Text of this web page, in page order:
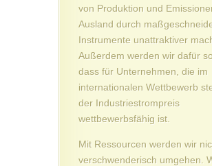
von Produktion und
Ausland durch
Instrumente unattraktiver
Außerdem werden wir dafür
dass für Unternehmen, die im
internationalen Wettbewerb
der Industriestrompreis
wettbewerbsfähig ist.
Mit Ressourcen werden wir
verschwenderisch umgehen.